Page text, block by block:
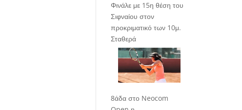
Φινάλε με 15η θέση του
Σιφναίου στον
προκριματικό των 10μ.
Σταθερά
8άδα στο Neocom